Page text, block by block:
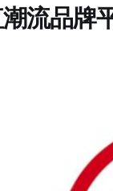
流品牌